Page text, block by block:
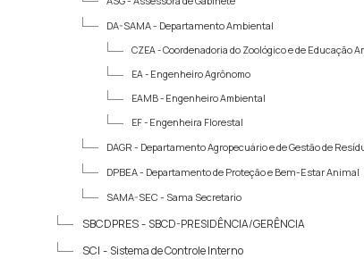
DA-SAMA - Departamento Ambiental
CZEA -Coordenadoria do Zoológico e de Educação
EA - Engenheiro Agrônomo
EAMB - Engenheiro Ambiental
EF - Engenheira Florestal
DAGR - Departamento Agropecuário e de Gestão de
DPBEA - Departamento de Proteção e Bem-Estar Animal
SAMA-SEC - Sama Secretario
SBCDPRES -SBCD-PRESIDÊNCIA/GERÊNCIA
SCI -Sistema de Controle Interno